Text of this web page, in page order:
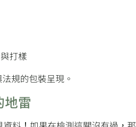
打樣
規的包裝呈現。
地雷